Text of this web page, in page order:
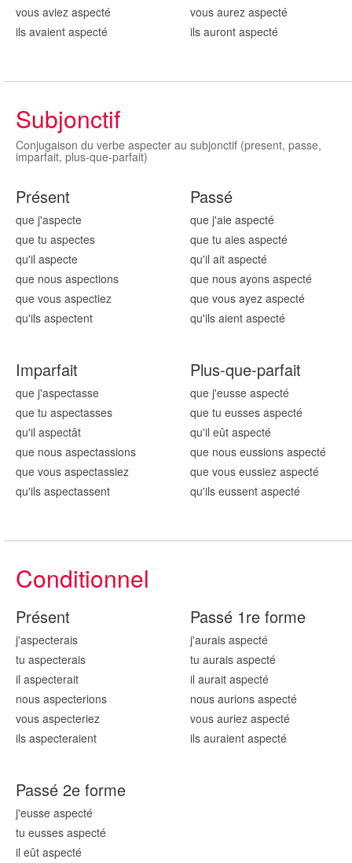
vous aviez aspecté
ils avaient aspecté
vous aurez aspecté
ils auront aspecté
Subjonctif
Conjugaison du verbe aspecter au subjonctif (present, passe,
imparfait, plus-que-parfait)
Présent
que j'aspecte
que tu aspectes
qu'il aspecte
que nous aspections
que vous aspectiez
qu'ils aspectent
Passé
que j'aie aspecté
que tu aies aspecté
qu'il ait aspecté
que nous ayons aspecté
que vous ayez aspecté
qu'ils aient aspecté
Imparfait
que j'aspectasse
que tu aspectasses
qu'il aspectât
que nous aspectassions
que vous aspectassiez
qu'ils aspectassent
Plus-que-parfait
que j'eusse aspecté
que tu eusses aspecté
qu'il eût aspecté
que nous eussions aspecté
que vous eussiez aspecté
qu'ils eussent aspecté
Conditionnel
Présent
j'aspecterais
tu aspecterais
il aspecterait
nous aspecterions
vous aspecteriez
ils aspecteraient
Passé 1re forme
j'aurais aspecté
tu aurais aspecté
il aurait aspecté
nous aurions aspecté
vous auriez aspecté
ils auraient aspecté
Passé 2e forme
j'eusse aspecté
tu eusses aspecté
il eût aspecté